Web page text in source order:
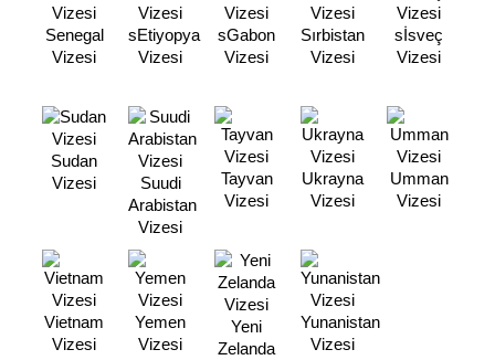
Senegal
Vizesi
sEtiyopya
Vizesi
sGabon
Vizesi
Sırbistan
Vizesi
sİsveç
Vizesi
Sudan
Vizesi
Suudi
Arabistan
Vizesi
Tayvan
Vizesi
Ukrayna
Vizesi
Umman
Vizesi
Vietnam
Vizesi
Yemen
Vizesi
Yeni
Zelanda
Yunanistan
Vizesi